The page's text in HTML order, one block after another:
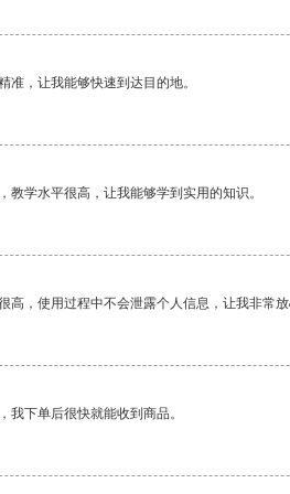
准，让我能够快速到达目的地。
教学水平很高，让我能够学到实用的知识。
高，使用过程中不会泄露个人信息，让我非常
我下单后很快就能收到商品。